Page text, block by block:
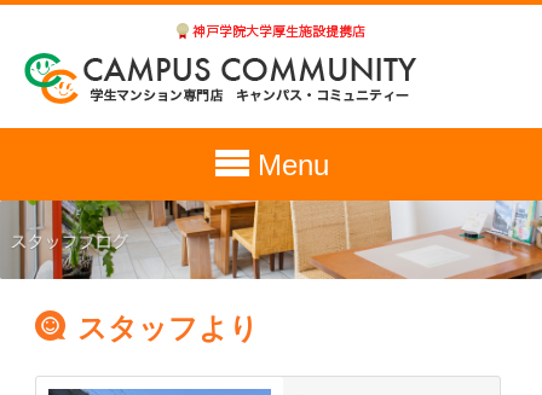
Menu
スタッフより